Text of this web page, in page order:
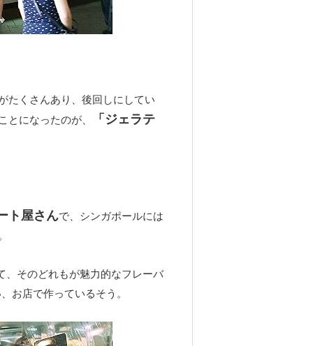
くさんあり、後回しにしてい
とになったのが、
「ジェラテ
ト屋さんで、シンガポールには
、そのどれもが魅力的なフレーバ
お店で作っているそう。